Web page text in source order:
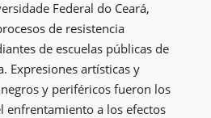
Federal do Ceará,
de resistencia
de escuelas públicas de
Expresiones artísticas y
y periféricos fueron los
enfrentamiento a los efectos